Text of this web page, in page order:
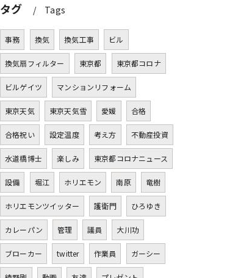
タグ Tags
事務 換気 換気工事 ビル
換気扇フィルター 東京都 東京都コロナ
ビルゲイツ マンションリフォーム
東京天気 東京天気雪 愛媛 合格
合格祝い 設定温度 考え方 不動産投資
水道橋博士 楽しみ 東京都コロナニュース
設備 堀江 ホリエモン 南原 竜樹
ホリエモンツイッター 護衛門 ひろゆき
カレーパン 管理 議員 大川功
ブローカー twitter 作業員 ガーシー